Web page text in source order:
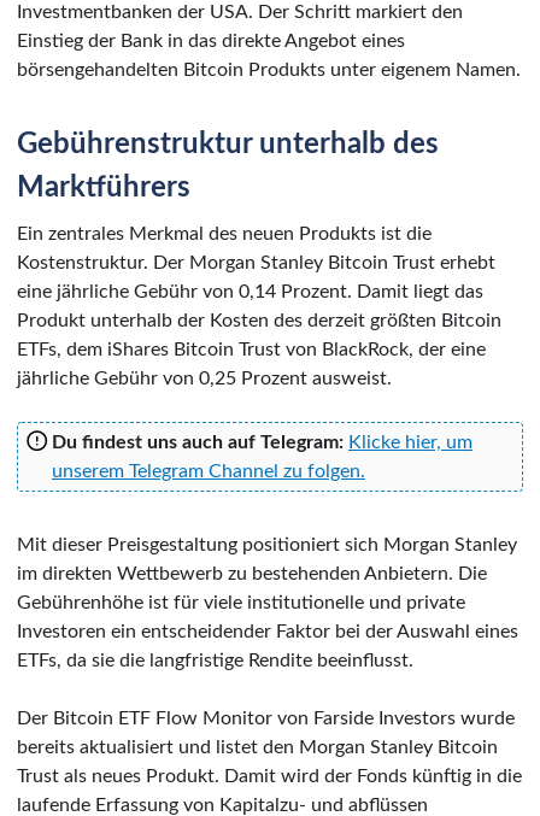
Investmentbanken der USA. Der Schritt markiert den
Einstieg der Bank in das direkte Angebot eines
börsengehandelten Bitcoin Produkts unter eigenem Namen.
Gebührenstruktur unterhalb des
Marktführers
Ein zentrales Merkmal des neuen Produkts ist die
Kostenstruktur. Der Morgan Stanley Bitcoin Trust erhebt
eine jährliche Gebühr von 0,14 Prozent. Damit liegt das
Produkt unterhalb der Kosten des derzeit größten Bitcoin
ETFs, dem iShares Bitcoin Trust von BlackRock, der eine
jährliche Gebühr von 0,25 Prozent ausweist.
Du findest uns auch auf Telegram: Klicke hier, um
unserem Telegram Channel zu folgen.
Mit dieser Preisgestaltung positioniert sich Morgan Stanley
im direkten Wettbewerb zu bestehenden Anbietern. Die
Gebührenhöhe ist für viele institutionelle und private
Investoren ein entscheidender Faktor bei der Auswahl eines
ETFs, da sie die langfristige Rendite beeinflusst.
Der Bitcoin ETF Flow Monitor von Farside Investors wurde
bereits aktualisiert und listet den Morgan Stanley Bitcoin
Trust als neues Produkt. Damit wird der Fonds künftig in die
laufende Erfassung von Kapitalzu- und abflüssen